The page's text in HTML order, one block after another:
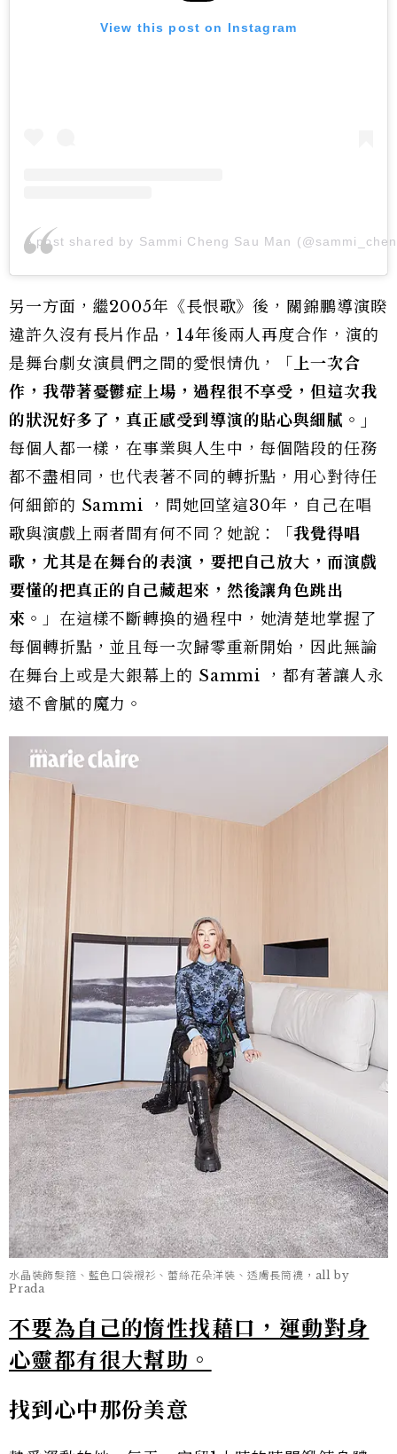
View this post on Instagram
A post shared by Sammi Cheng Sau Man
另一方面，繼2005年《長恨歌》後，關錦鵬導演睽
違許久沒有長片作品，14年後兩人再度合作，演的
是舞台劇女演員們之間的愛恨情仇，「
上一次合
作，我帶著憂鬱症上場，過程很不享受，但這次我
的狀況好多了，真正感受到導演的貼心與細膩。」
每個人都一樣，在事業與人生中，每個階段的任務
都不盡相同，也代表著不同的轉折點，用心對待任
何細節的 Sammi ，問她回望這30年，自己在唱
歌與演戲上兩者間有何不同？她說：「 我覺得唱
歌，尤其是在舞台的表演，要把自己放大，而演戲
要懂的把真正的自己藏起來，然後讓角色跳出
來。 」在這樣不斷轉換的過程中，她清楚地掌握了
每個轉折點，並且每一次歸零重新開始，因此無論
在舞台上或是大銀幕上的 Sammi ，都有著讓人永
遠不會膩的魔力。
水晶裝飾髮箍、藍色口袋襯衫、蕾絲花朵洋裝、透膚長筒襪，all by
Prada
不要為自己的惰性找藉口，運動對身
心靈都有很大幫助。
找到心中那份美意